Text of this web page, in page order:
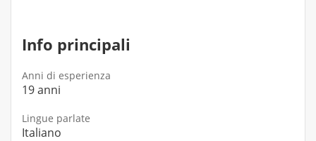
Info principali
Anni di esperienza
19 anni
Lingue parlate
Italiano